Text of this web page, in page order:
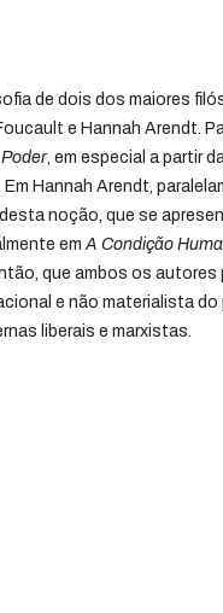
de dois dos maiores
e Hannah Arendt.
Poder, em especial a partir
Hannah Arendt,
noção, que se
emA Condição
que ambos os autores
e não materialista do
liberais e marxistas.